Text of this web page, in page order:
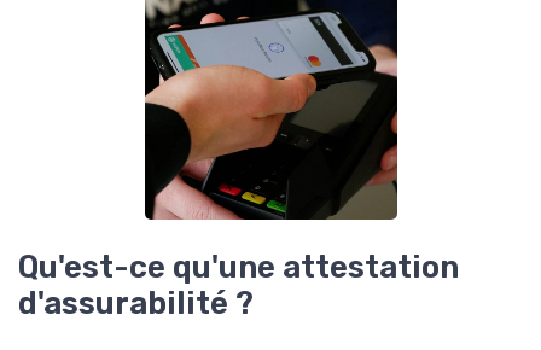
Qu'est-ce qu'une attestation
d'assurabilité ?